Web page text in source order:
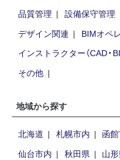
品質管理
設備保守管理
デザイン関連
BIMオペ
インストラクター（CAD・
その他
地域から探す
北海道 札幌市内 函
仙台市内
秋田県 山